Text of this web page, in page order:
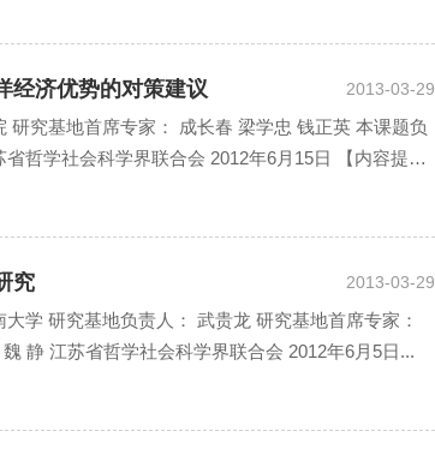
2013-03-29
经济优势的对策建议
研究基地首席专家： 成长春 梁学忠 钱正英 本课题负
哲学社会科学界联合会 2012年6月15日 【内容提
2013-03-29
究
学 研究基地负责人： 武贵龙 研究基地首席专家：
静 江苏省哲学社会科学界联合会 2012年6月5日...